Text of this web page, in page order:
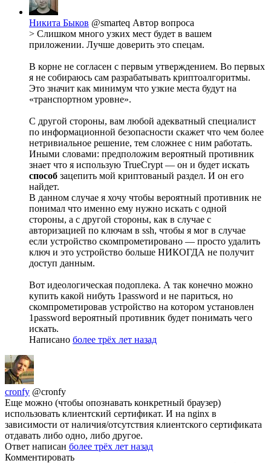
Никита Быков @smarteq Автор вопроса
> Слишком много узких мест будет в вашем
приложении. Лучше доверить это спецам.
В корне не согласен с первым утверждением. Во первых
я не собираюсь сам разрабатывать криптоалгоритмы.
Это значит как минимум что узкие места будут на
«транспортном уровне».
С другой стороны, вам любой адекватный специалист
по информационной безопасности скажет что чем более
нетривиальное решение, тем сложнее с ним работать.
Иными словами: предположим вероятный противник
знает что я использую TrueCrypt — он и будет искать
способ зацепить мой криптованый раздел. И он его
найдет.
В данном случае я хочу чтобы вероятный противник не
понимал что именно ему нужно искать с одной
стороны, а с другой стороны, как в случае с
авторизацией по ключам в ssh, чтобы я мог в случае
если устройство скомпрометировано — просто удалить
ключ и это устройство больше НИКОГДА не получит
доступ данным.
Вот идеологическая подоплека. А так конечно можно
купить какой нибуть 1password и не париться, но
скомпрометировав устройство на котором установлен
1password вероятный противник будет понимать чего
искать.
Написано более трёх лет назад
cronfy @cronfy
Еще можно (чтобы опознавать конкретный браузер)
использовать клиентский сертификат. И на nginx в
зависимости от наличия/отсутствия клиентского сертификата
отдавать либо одно, либо другое.
Ответ написан более трёх лет назад
Комментировать